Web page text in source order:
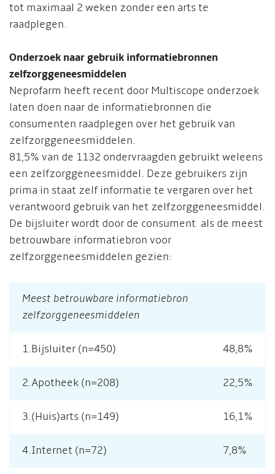
tot maximaal 2 weken zonder een arts te
raadplegen.
Onderzoek naar gebruik informatiebronnen
zelfzorggeneesmiddelen
Neprofarm heeft recent door Multiscope onderzoek
laten doen naar de informatiebronnen die
consumenten raadplegen over het gebruik van
zelfzorggeneesmiddelen.
81,5% van de 1132 ondervraagden gebruikt weleens
een zelfzorggeneesmiddel. Deze gebruikers zijn
prima in staat zelf informatie te vergaren over het
verantwoord gebruik van het zelfzorggeneesmiddel.
De bijsluiter wordt door de consument als de meest
betrouwbare informatiebron voor
zelfzorggeneesmiddelen gezien:
Meest betrouwbare informatiebron
zelfzorggeneesmiddelen
1.Bijsluiter (n=450) 48,8%
2.Apotheek (n=208) 22,5%
3.(Huis)arts (n=149) 16,1%
4.Internet (n=72) 7,8%